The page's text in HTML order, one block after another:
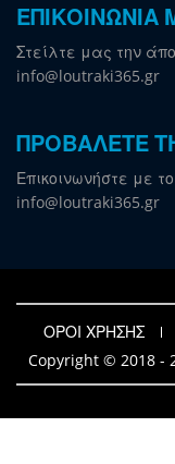
ΕΠΙΚΟΙΝΩΝΙΑ
Στείλτε μας την
info@loutraki365.gr
ΠΡΟΒΑΛΕΤΕ
Επικοινωνήστε με
info@loutraki365.gr
ΟΡΟΙ ΧΡΗΣΗΣ
Copyright © 2018 -